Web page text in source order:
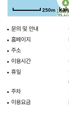
250m
문의 및 안내
홈페이지
주소
이용시간
휴일
주차
이용요금